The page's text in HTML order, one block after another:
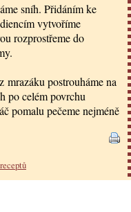
sníh. Přidáním ke
vytvoříme
rozprostřeme do
mrazáku postrouháme na
po celém povrchu
pomalu pečeme nejméně